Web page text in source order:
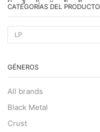
CATEGORÍAS DEL PRODUCTO
GÉNEROS
All brands
Black Metal
Crust